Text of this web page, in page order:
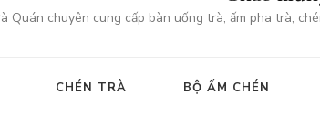
Quán chuyên cung cấp bàn uống trà, ấm pha trà,
CHÉN TRÀ BỘ ẤM CHÉN